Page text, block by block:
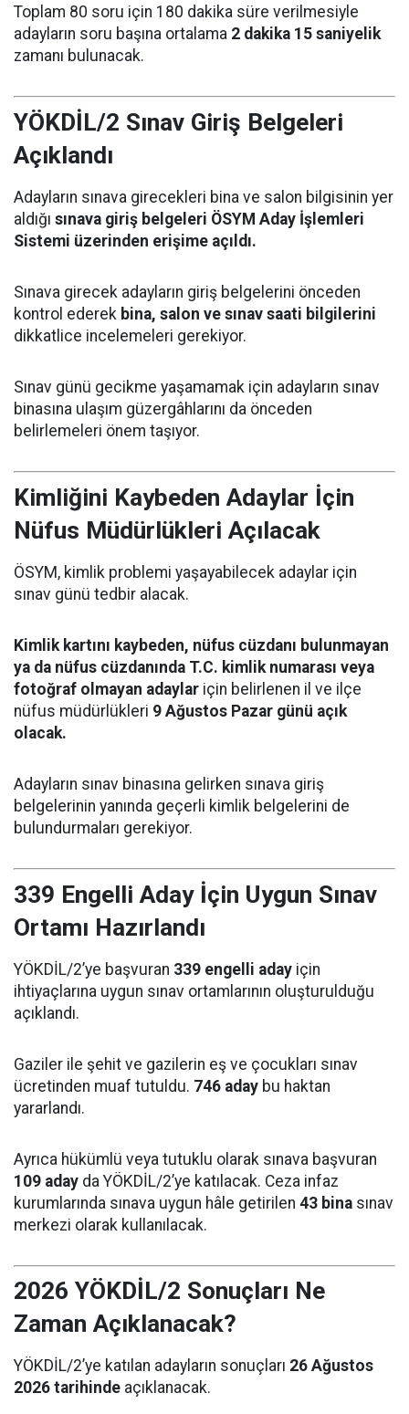
Toplam 80 soru için 180 dakika süre verilmesiyle
adayların soru başına ortalama 2 dakika 15 saniyelik
zamanı bulunacak.
YÖKDİL/2 Sınav Giriş Belgeleri
Açıklandı
Adayların sınava girecekleri bina ve salon bilgisinin yer
aldığı sınava giriş belgeleri ÖSYM Aday İşlemleri
Sistemi üzerinden erişime açıldı.
Sınava girecek adayların giriş belgelerini önceden
kontrol ederek bina, salon ve sınav saati bilgilerini
dikkatlice incelemeleri gerekiyor.
Sınav günü gecikme yaşamamak için adayların sınav
binasına ulaşım güzergâhlarını da önceden
belirlemeleri önem taşıyor.
Kimliğini Kaybeden Adaylar İçin
Nüfus Müdürlükleri Açılacak
ÖSYM, kimlik problemi yaşayabilecek adaylar için
sınav günü tedbir alacak.
Kimlik kartını kaybeden, nüfus cüzdanı bulunmayan
ya da nüfus cüzdanında T.C. kimlik numarası veya
fotoğraf olmayan adaylar için belirlenen il ve ilçe
nüfus müdürlükleri 9 Ağustos Pazar günü açık
olacak.
Adayların sınav binasına gelirken sınava giriş
belgelerinin yanında geçerli kimlik belgelerini de
bulundurmaları gerekiyor.
339 Engelli Aday İçin Uygun Sınav
Ortamı Hazırlandı
YÖKDİL/2’ye başvuran 339 engelli aday için
ihtiyaçlarına uygun sınav ortamlarının oluşturulduğu
açıklandı.
Gaziler ile şehit ve gazilerin eş ve çocukları sınav
ücretinden muaf tutuldu. 746 aday bu haktan
yararlandı.
Ayrıca hükümlü veya tutuklu olarak sınava başvuran
109 aday da YÖKDİL/2’ye katılacak. Ceza infaz
kurumlarında sınava uygun hâle getirilen 43 bina sınav
merkezi olarak kullanılacak.
2026 YÖKDİL/2 Sonuçları Ne
Zaman Açıklanacak?
YÖKDİL/2’ye katılan adayların sonuçları 26 Ağustos
2026 tarihinde açıklanacak.